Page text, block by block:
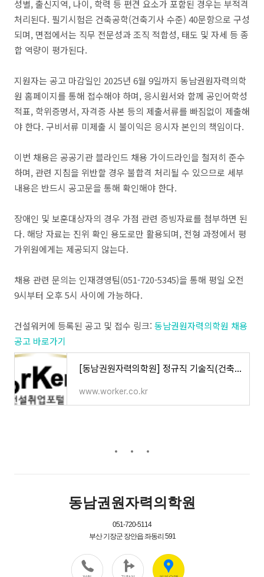
성별, 출신지역, 나이, 학력 등 편견 요소가 포함된 경우는 부적격
처리된다. 필기시험은 건축공학(건축기사 수준) 40문항으로 구성
되며, 면접에서는 직무 전문성과 조직 적합성, 태도 및 자세 등 종
합 역량이 평가된다.
지원자는 공고 마감일인 2025년 6월 9일까지 동남권원자력의학
원 홈페이지를 통해 접수해야 하며, 응시원서와 함께 공인어학성
적표, 학위증명서, 자격증 사본 등의 제출서류를 빠짐없이 제출해
야 한다. 구비서류 미제출 시 불이익은 응시자 본인의 책임이다.
이번 채용은 공공기관 블라인드 채용 가이드라인을 철저히 준수
하며, 관련 지침을 위반할 경우 불합격 처리될 수 있으므로 세부
내용은 반드시 공고문을 통해 확인해야 한다.
장애인 및 보훈대상자의 경우 가점 관련 증빙자료를 첨부하면 된
다. 해당 자료는 진위 확인 용도로만 활용되며, 전형 과정에서 평
가위원에게는 제공되지 않는다.
채용 관련 문의는 인재경영팀(051-720-5345)을 통해 평일 오전
9시부터 오후 5시 사이에 가능하다.
건설워커에 등록된 공고 및 접수 링크: 동남권원자력의학원 채용
공고 바로가기
[동남권원자력의학원] 정규직 기술직(건축) 채용 (마감일 : 06/09) - 건설취업 건설워커
www.worker.co.kr